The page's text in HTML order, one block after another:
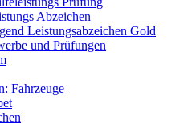
Abzeichen
Leistungsabzeichen Gold
und Prüfungen
Fahrzeuge